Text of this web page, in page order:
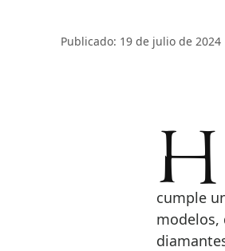
Publicado: 19 de julio de
Horas, minutos y segundos. Algo tan sencillo, pero no tanto si lo
cumple
modelos,